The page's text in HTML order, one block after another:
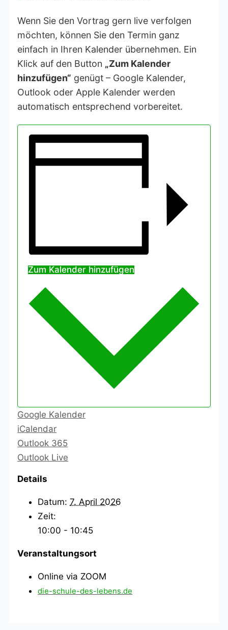
Wenn Sie den Vortrag gern live verfolgen
möchten, können Sie den Termin ganz
einfach in Ihren Kalender übernehmen. Ein
Klick auf den Button „Zum Kalender
hinzufügen“ genügt – Google Kalender,
Outlook oder Apple Kalender werden
automatisch entsprechend vorbereitet.
Zum Kalender hinzufügen
Google Kalender
iCalendar
Outlook 365
Outlook Live
Details
Datum: 7. April 2026
Zeit:
10:00 - 10:45
Veranstaltungsort
Online via ZOOM